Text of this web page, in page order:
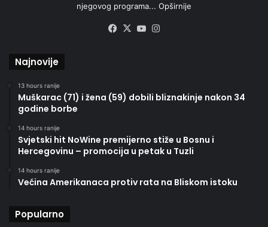
njegovog programa... Opširnije
Facebook
X YouTube
Najnovije
13 hours ranije
Muškarac (71) i žena (59) dobili bliznakinje nakon 34
godine borbe
14 hours ranije
Svjetski hit NoWine premijerno stiže u Bosnu i
Hercegovinu – promocija u petak u Tuzli
14 hours ranije
Većina Amerikanaca protiv rata na Bliskom istoku
Popularno